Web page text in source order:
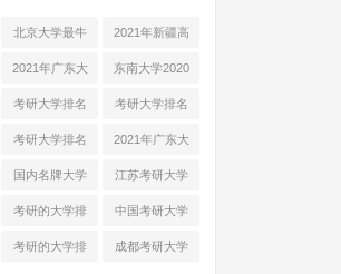
北京大学最牛
专业排名
2021年新疆高
考成绩查询
2021年广东大
学排名
东南大学2020
年考研复试名
考研大学排名
2021最新排名
考研大学排名
2021最新排名
考研大学排名 2021年广东大
学最新排名
国内名牌大学
排名2021年
江苏考研大学
排名
考研的大学排
名
中国考研大学
排名
考研的大学排 成都考研大学